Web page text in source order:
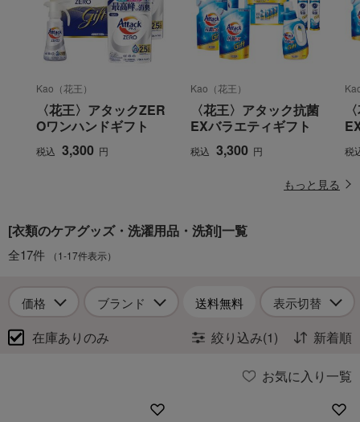
Kao（花王）
〈花王〉アタックZER
Oワンハンドギフト
税込 3,300 円
Kao（花王）
〈花王〉アタック抗菌
EXバラエティギフト
税込 3,300 円 税
もっと見る
[衣類のケアグッズ・洗濯用品・洗剤]一覧
全17件 （1-17件表示）
価格 ブランド 送料無料 表示切替
在庫ありのみ 絞り込み(1) 新着順
お気に入り一覧